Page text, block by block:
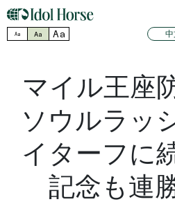
Aa Aa Aa 中
マイル王座
ソウルラッ
イターフに
記念も連